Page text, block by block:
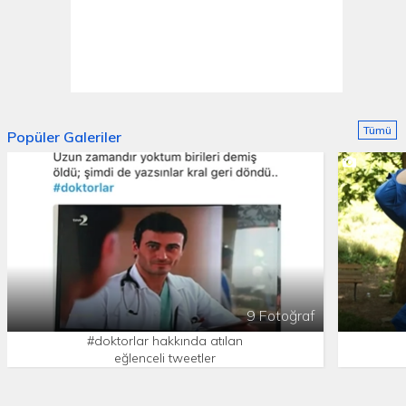
Popüler Galeriler
9 Fotoğraf
#doktorlar hakkında atılan
eğlenceli tweetler
Tümü